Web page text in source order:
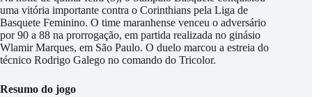
uma vitória importante contra o Corinthians pela Liga de
Basquete Feminino. O time maranhense venceu o adversário
por 90 a 88 na prorrogação, em partida realizada no ginásio
Wlamir Marques, em São Paulo. O duelo marcou a estreia do
técnico Rodrigo Galego no comando do Tricolor.
Resumo do jogo